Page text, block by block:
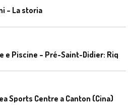
– La storia
Sports Centre a Canton (Cina)